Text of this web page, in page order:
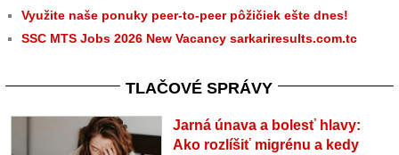
Využite naše ponuky peer-to-peer pôžičiek ešte dnes!
SSC MTS Jobs 2026 New Vacancy sarkariresults.com.tc
TLAČOVÉ SPRÁVY
Jarná únava a bolesť hlavy:
Ako rozlíšiť migrénu a kedy